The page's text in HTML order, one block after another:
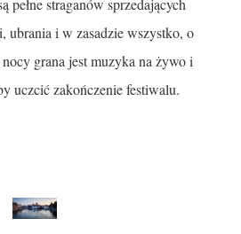
pełne straganów sprzedających
ubrania i w zasadzie wszystko, o
grana jest muzyka na żywo i
uczcić zakończenie festiwalu.